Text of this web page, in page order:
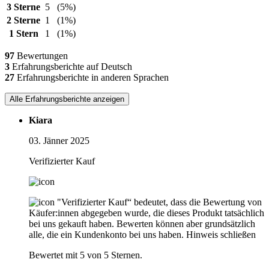
3 Sterne 5
(5%)
2 Sterne 1
(1%)
1 Stern
1 (1%)
97 Bewertungen
3 Erfahrungsberichte auf Deutsch
27 Erfahrungsberichte in anderen Sprachen
Alle Erfahrungsberichte anzeigen
Kiara
03. Jänner 2025
Verifizierter Kauf
"Verifizierter Kauf“ bedeutet, dass die Bewertung von
Käufer:innen abgegeben wurde, die dieses Produkt tatsächlich
bei uns gekauft haben. Bewerten können aber grundsätzlich
alle, die ein Kundenkonto bei uns haben. Hinweis schließen
Bewertet mit 5 von 5 Sternen.